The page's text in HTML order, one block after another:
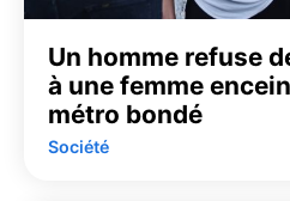
Un homme refuse
à une femme
métro bondé
Société